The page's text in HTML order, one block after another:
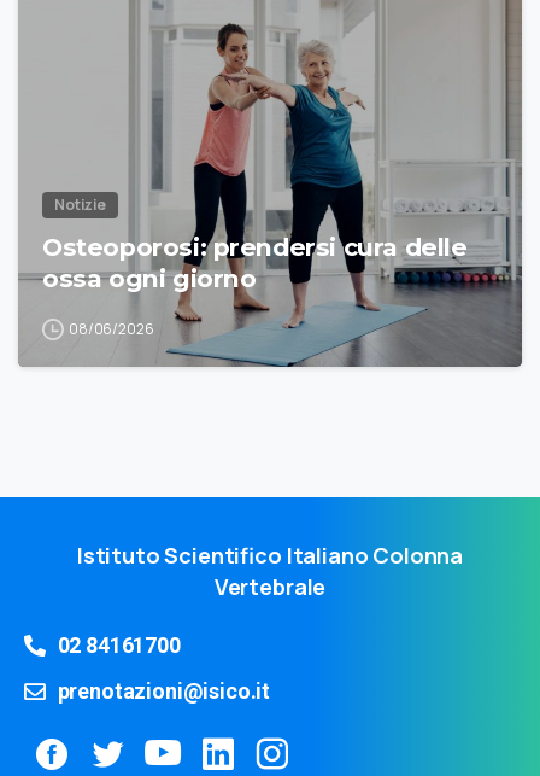
Notizie
Osteoporosi: prendersi cura delle
ossa ogni giorno
08/06/2026
Istituto Scientifico Italiano Colonna
Vertebrale
02 84161700
prenotazioni@isico.it